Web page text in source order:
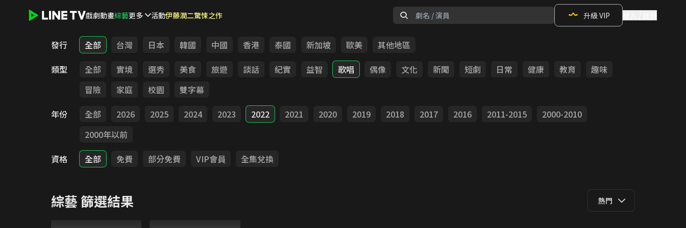
戲劇動畫綜藝更多 活動伊藤潤二驚悚之作 升級 VIP
發行 全部 台灣 日本 韓國 中國 香港 泰國 新加坡 歐美
其他地區
類型
全部 實境 選秀 美食 旅遊 談話 紀實 益智 歌唱 偶像 文化 新聞 短劇 日常 健康 教育
趣味
冒險
家庭 校園
雙字幕
年份
全部 2026 2025 2024 2023 2022 2021 2020 2019 2018 2017 2016 2011-2015
2000-2010
2000年以前
資格
全部 免費 部分免費 VIP會員 全集兌換
綜藝 篩選結果 熱門